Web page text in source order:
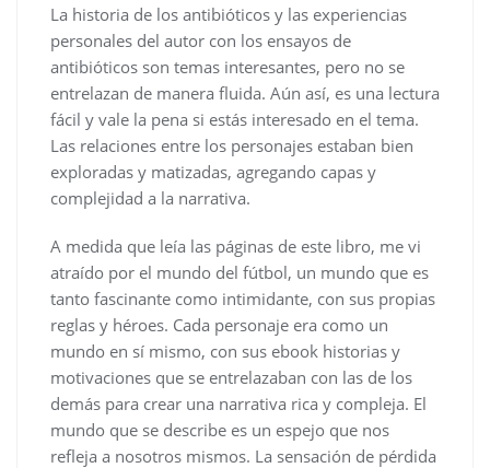
La historia de los antibióticos y las experiencias
personales del autor con los ensayos de
antibióticos son temas interesantes, pero no se
entrelazan de manera fluida. Aún así, es una lectura
fácil y vale la pena si estás interesado en el tema.
Las relaciones entre los personajes estaban bien
exploradas y matizadas, agregando capas y
complejidad a la narrativa.
A medida que leía las páginas de este libro, me vi
atraído por el mundo del fútbol, un mundo que es
tanto fascinante como intimidante, con sus propias
reglas y héroes. Cada personaje era como un
mundo en sí mismo, con sus ebook historias y
motivaciones que se entrelazaban con las de los
demás para crear una narrativa rica y compleja. El
mundo que se describe es un espejo que nos
refleja a nosotros mismos. La sensación de pérdida